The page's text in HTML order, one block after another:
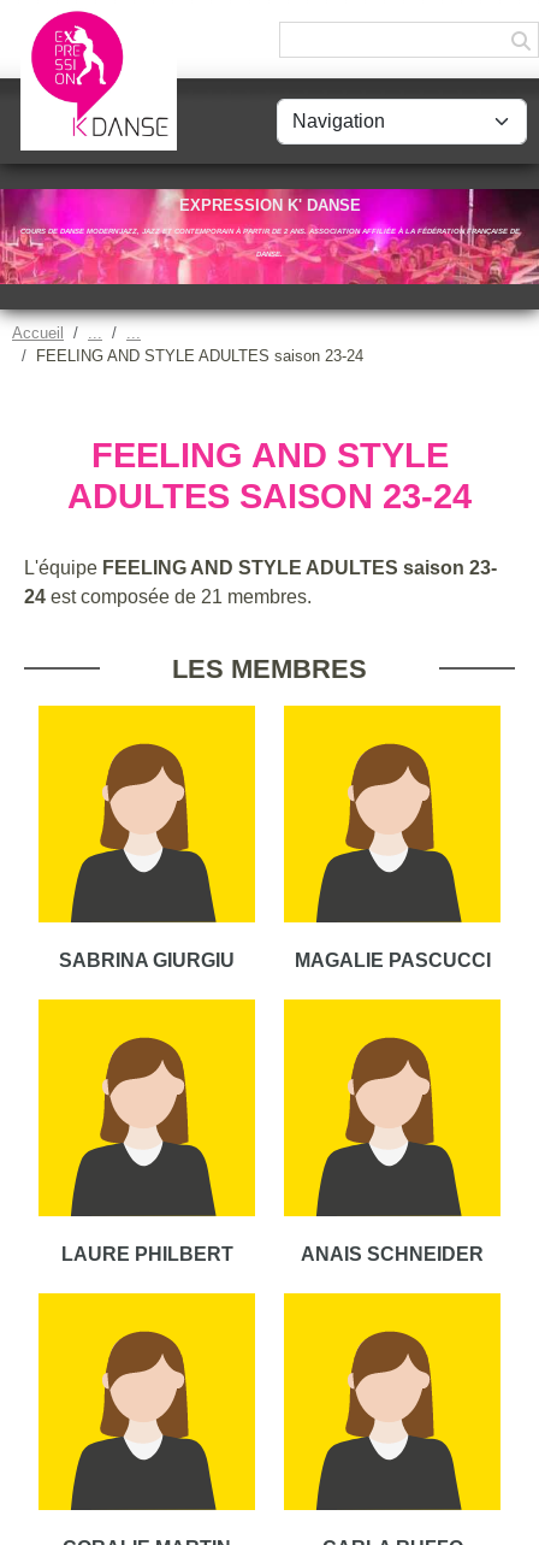
EXPRESSION K' DANSE
COURS DE DANSE MODERN'JAZZ, JAZZ ET CONTEMPORAIN À PARTIR DE 2 ANS. ASSOCIATION AFFILIÉE À LA FÉDÉRATION FRANÇAISE DE
DANSE.
Accueil
FEELING AND STYLE ADULTES saison 23-24
FEELING AND STYLE
ADULTES SAISON 23-24
L'équipe FEELING AND STYLE ADULTES saison 23-
24 est composée de 21 membres.
LES MEMBRES
SABRINA GIURGIU MAGALIE PASCUCCI
LAURE PHILBERT ANAIS SCHNEIDER
Panneau de gestion des cookies